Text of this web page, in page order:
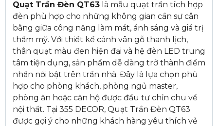
Quạt Trần Đèn QT63 là mẫu quạt trần tích hợp
đèn phù hợp cho những không gian cần sự cân
bằng giữa công năng làm mát, ánh sáng và giá trị
thẩm mỹ. Với thiết kế cánh vân gỗ thanh lịch,
thân quạt màu đen hiện đại và hệ đèn LED trung
tâm tiện dụng, sản phẩm dễ dàng trở thành điểm
nhấn nổi bật trên trần nhà. Đây là lựa chọn phù
hợp cho phòng khách, phòng ngủ master,
phòng ăn hoặc căn hộ được đầu tư chỉn chu về
nội thất. Tại 355 DECOR, Quạt Trần Đèn QT63
được gợi ý cho những khách hàng yêu thích vẻ